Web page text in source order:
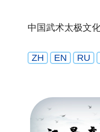
中国武术太极文
ZH EN RU